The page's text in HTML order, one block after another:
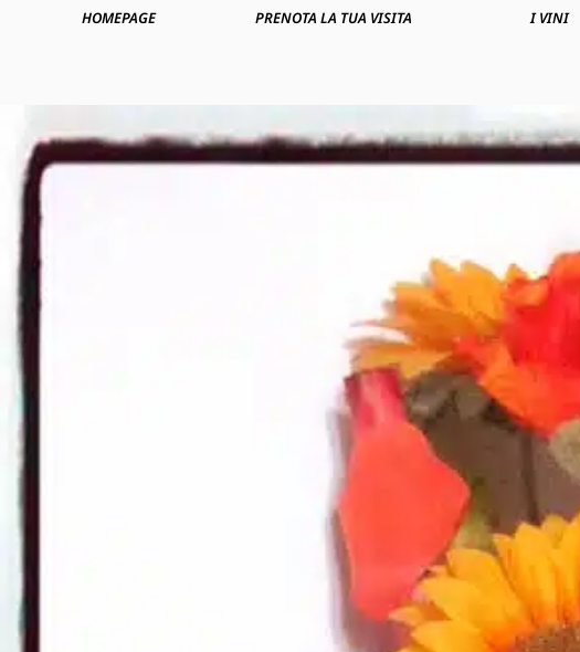
HOMEPAGE PRENOTA LA TUA VISITA
I VINI